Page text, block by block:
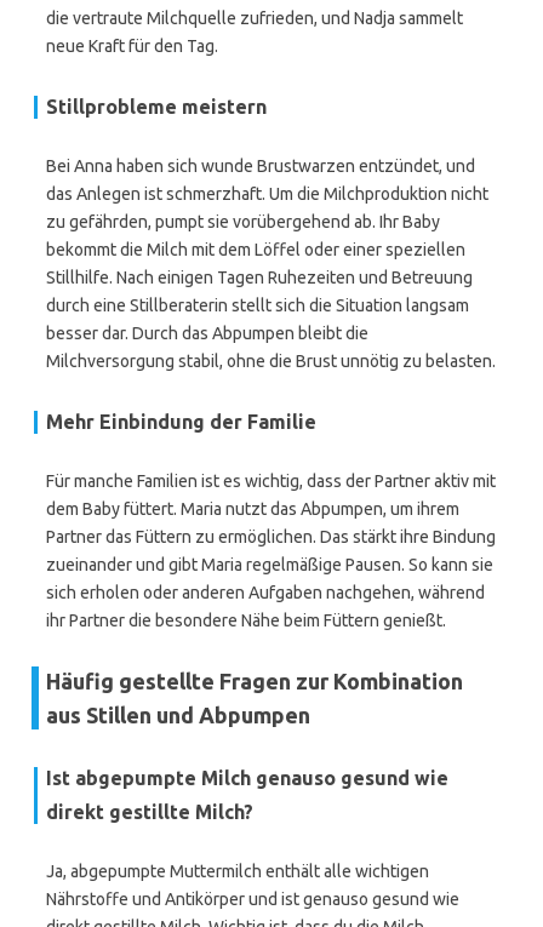
die vertraute Milchquelle zufrieden, und Nadja sammelt
neue Kraft für den Tag.
Stillprobleme meistern
Bei Anna haben sich wunde Brustwarzen entzündet, und
das Anlegen ist schmerzhaft. Um die Milchproduktion nicht
zu gefährden, pumpt sie vorübergehend ab. Ihr Baby
bekommt die Milch mit dem Löffel oder einer speziellen
Stillhilfe. Nach einigen Tagen Ruhezeiten und Betreuung
durch eine Stillberaterin stellt sich die Situation langsam
besser dar. Durch das Abpumpen bleibt die
Milchversorgung stabil, ohne die Brust unnötig zu belasten.
Mehr Einbindung der Familie
Für manche Familien ist es wichtig, dass der Partner aktiv mit
dem Baby füttert. Maria nutzt das Abpumpen, um ihrem
Partner das Füttern zu ermöglichen. Das stärkt ihre Bindung
zueinander und gibt Maria regelmäßige Pausen. So kann sie
sich erholen oder anderen Aufgaben nachgehen, während
ihr Partner die besondere Nähe beim Füttern genießt.
Häufig gestellte Fragen zur Kombination
aus Stillen und Abpumpen
Ist abgepumpte Milch genauso gesund wie
direkt gestillte Milch?
Ja, abgepumpte Muttermilch enthält alle wichtigen
Nährstoffe und Antikörper und ist genauso gesund wie